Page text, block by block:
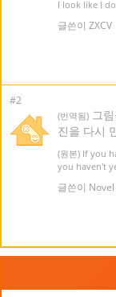
I look like I
글쓴이 ZXCV
#2
(번역됨) 그
진을 다시
(원본) If you
you haven't
글쓴이